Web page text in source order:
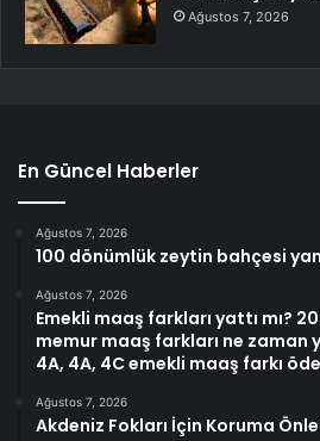
Ağustos 7, 2026
En Güncel Haberler
Ağustos 7, 2026
100 dönümlük zeytin bahçesi
Ağustos 7, 2026
Emekli maaş farkları yattı mı?
memur maaş farkları ne zaman
4A, 4A, 4C emekli maaş farkı
Ağustos 7, 2026
Akdeniz Fokları İçin Koruma